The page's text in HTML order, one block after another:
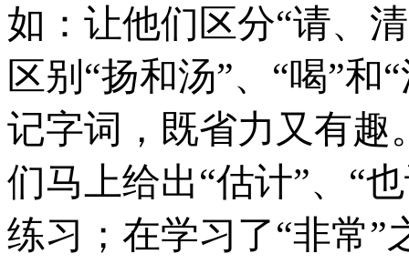
如：让他们区分“请、
区别“扬和汤”、“喝”和
记字词，既省力又有趣
们马上给出“估计”、“
练习；在学习了“非常”